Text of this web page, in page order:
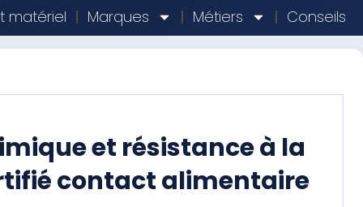
matériel Marques Métiers Conseils
et résistance à la
contact alimentaire